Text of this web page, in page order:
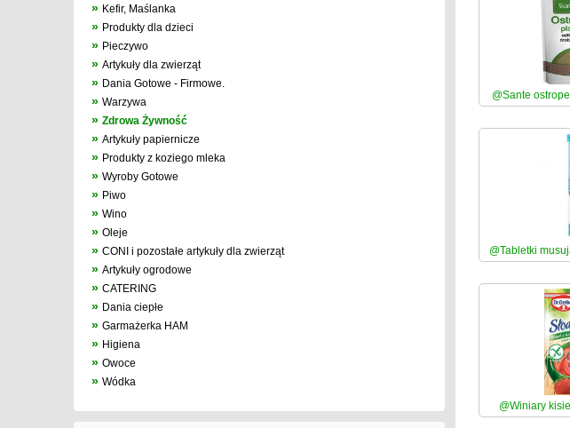
» Kefir, Maślanka
» Produkty dla dzieci
» Pieczywo
» Artykuły dla zwierząt
» Dania Gotowe - Firmowe.
» Warzywa
» Zdrowa Żywność
» Artykuły papiernicze
» Produkty z koziego mleka
» Wyroby Gotowe
» Piwo
» Wino
» Oleje
» CONI i pozostałe artykuły dla zwierząt
» Artykuły ogrodowe
» CATERING
» Dania ciepłe
» Garmażerka HAM
» Higiena
» Owoce
» Wódka
@Sante
@Tabletki
@Winiary